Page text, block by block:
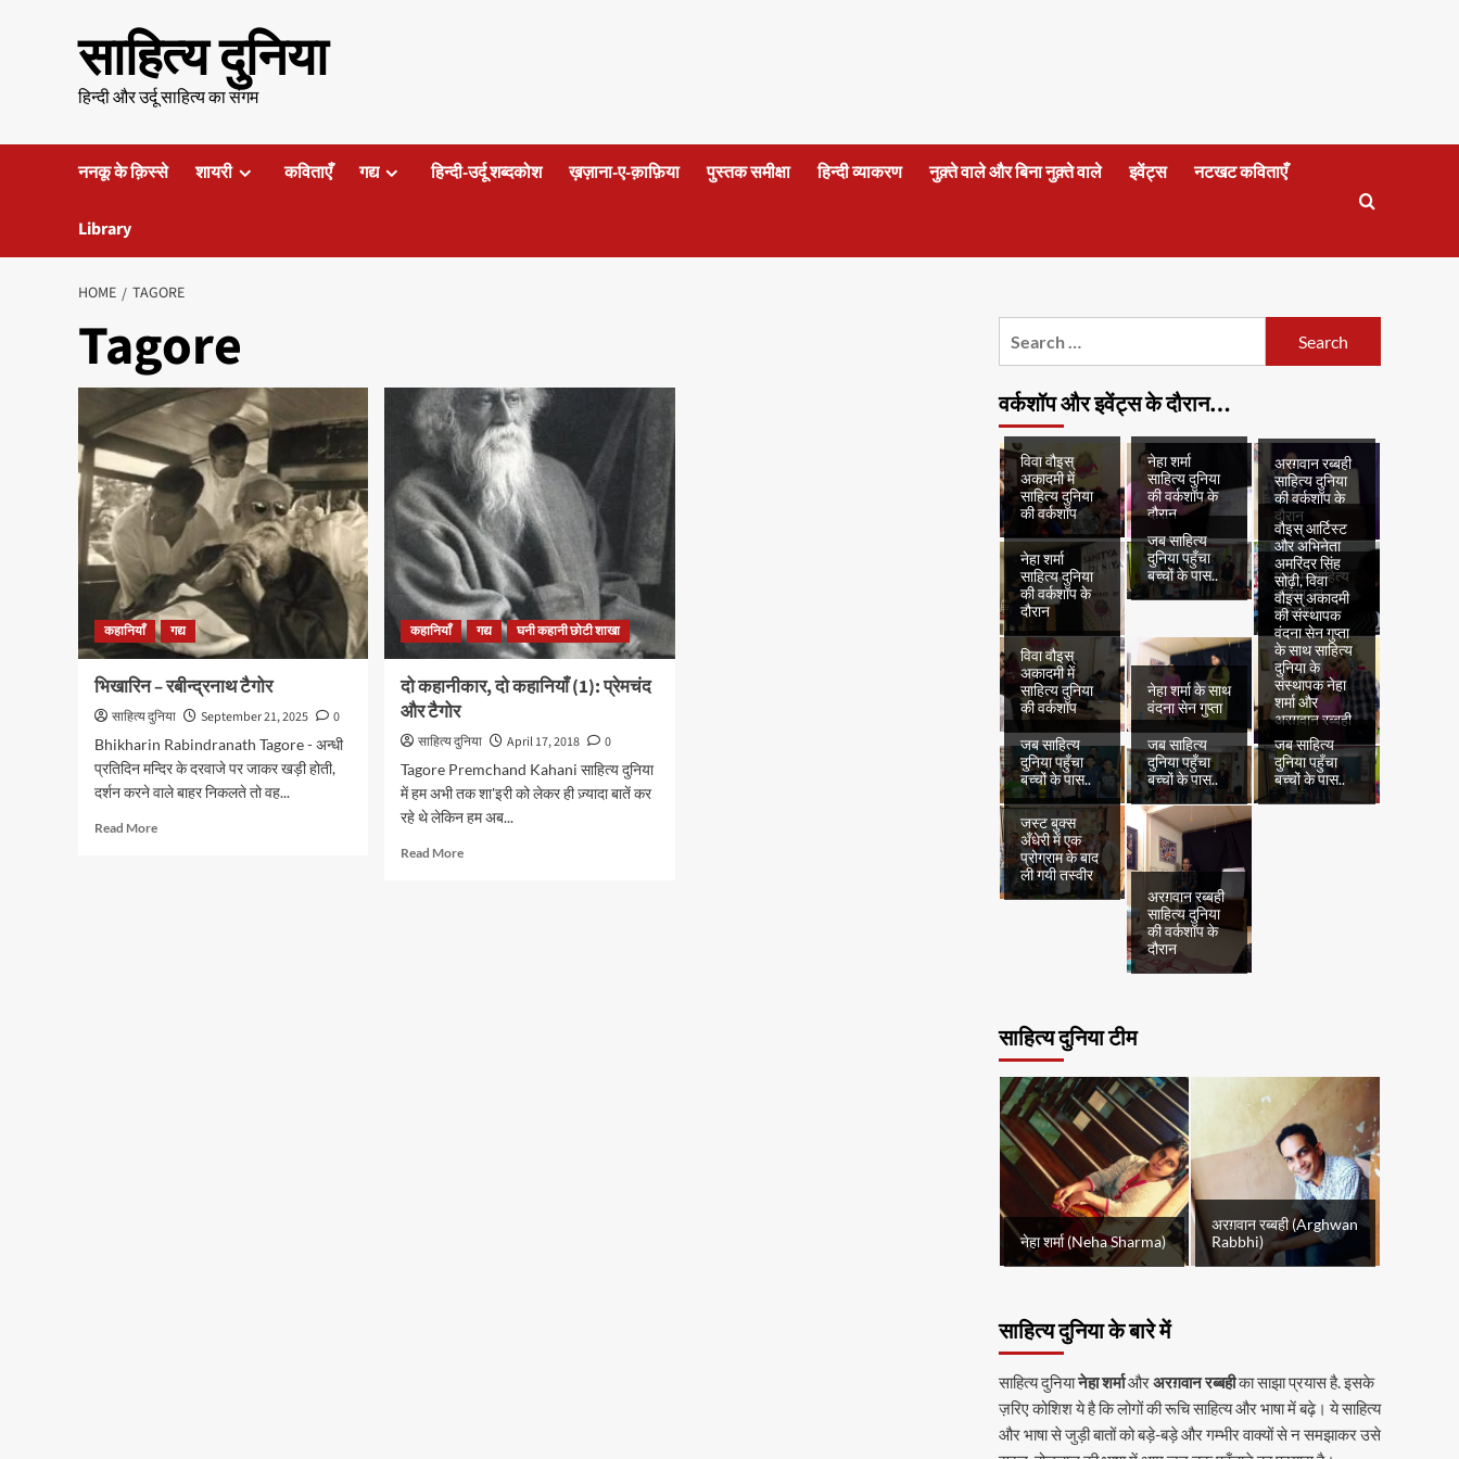
साहित्य दुनिया
हिन्दी और उर्दू साहित्य का संगम
ननकू के क़िस्से शायरी कविताएँ गद्य हिन्दी-उर्दू शब्दकोश ख़ज़ाना-ए-क़ाफ़िया पुस्तक समीक्षा हिन्दी व्याकरण नुक़्ते वाले और बिना नुक़्ते वाले इवेंट्स नटखट कविताएँ
Library
HOME TAGORE
Tagore
कहानियाँ गद्य
भिखारिन – रबीन्द्रनाथ टैगोर
साहित्य दुनिया September 21, 2025
0
Bhikharin Rabindranath Tagore - अन्धी
प्रतिदिन मन्दिर के दरवाजे पर जाकर खड़ी होती,
दर्शन करने वाले बाहर निकलते तो वह...
Read MoreRead
कहानियाँ गद्य घनी कहानी छोटी शाखा
दो कहानीकार, दो कहानियाँ (1): प्रेमचंद
और टैगोर
साहित्य दुनिया April 17, 2018
0
Tagore Premchand Kahani साहित्य दुनिया
में हम अभी तक शा'इरी को लेकर ही ज़्यादा बातें कर
रहे थे लेकिन हम अब...
Read MoreRead
वर्कशॉप और इवेंट्स के दौरान…
विवा वौइस्
अकादमी में
साहित्य दुनिया
की वर्कशॉप
नेहा शर्मा
साहित्य दुनिया
की वर्कशॉप के
दौरान
अरग़वान रब्बही
साहित्य दुनिया
की वर्कशॉप के
दौरान
नेहा शर्मा
साहित्य दुनिया
की वर्कशॉप के
दौरान
जब साहित्य
दुनिया पहुँचा
बच्चों के पास..
मुंबई में साहित्य
दुनिया की
वर्कशॉप
विवा वौइस्
अकादमी में
साहित्य दुनिया
की वर्कशॉप
नेहा शर्मा के साथ
वंदना सेन गुप्ता
वौइस् आर्टिस्ट
और अभिनेता
अमरिंदर सिंह
सोढ़ी, विवा
वौइस् अकादमी
की संस्थापक
वंदना सेन गुप्ता
के साथ साहित्य
दुनिया के
संस्थापक नेहा
शर्मा और
अरग़वान रब्बही
जब साहित्य
दुनिया पहुँचा
बच्चों के पास..
जब साहित्य
दुनिया पहुँचा
बच्चों के पास..
जब साहित्य
दुनिया पहुँचा
बच्चों के पास..
जस्ट बुक्स
अँधेरी में एक
प्रोग्राम के बाद
ली गयी तस्वीर
अरग़वान रब्बही
साहित्य दुनिया
की वर्कशॉप के
दौरान
साहित्य दुनिया टीम
नेहा शर्मा (Neha Sharma)
अरग़वान रब्बही (Arghwan
Rabbhi)
साहित्य दुनिया के बारे में
साहित्य दुनियानेहा शर्माऔरअरग़वान रब्बहीका साझा प्रयास है. इसके
ज़रिए कोशिश ये है कि लोगों की रूचि साहित्य और भाषा में बढ़े। ये साहित्य
और भाषा से जुड़ी बातों को बड़े-बड़े और गम्भीर वाक्यों से न समझाकर उसे